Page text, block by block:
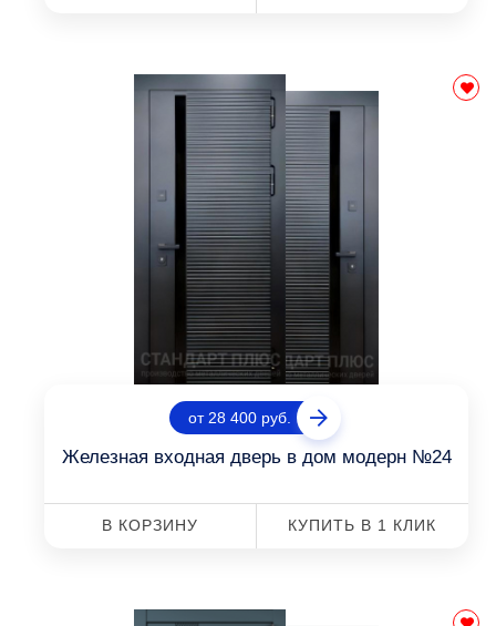
от 28 400 руб.
Железная входная дверь в дом модерн №24
В КОРЗИНУ КУПИТЬ В 1 КЛИК